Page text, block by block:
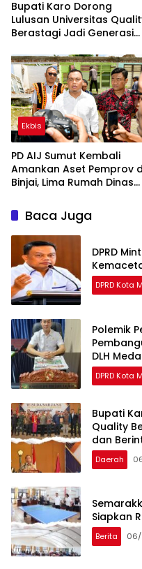
Bupati Karo Dorong
Lulusan Universitas
Berastagi Jadi Generasi
Ekbis
PD AIJ Sumut Kembali
Amankan Aset Pemprov
Binjai, Lima Rumah Dinas
Baca Juga
DPRD
DPRD Kota
Polemik
DLH
DPRD Kota
Bupati
Quality
dan
Daerah
Siapkan
Berita